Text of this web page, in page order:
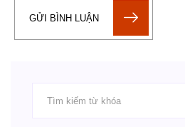
GỬI BÌNH LUẬN